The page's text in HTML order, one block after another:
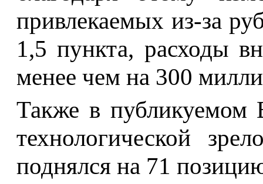
привлекаемых из-за
1,5 пункта, расходы
менее чем на 300
Также в публикуемом
технологической
поднялся на 71